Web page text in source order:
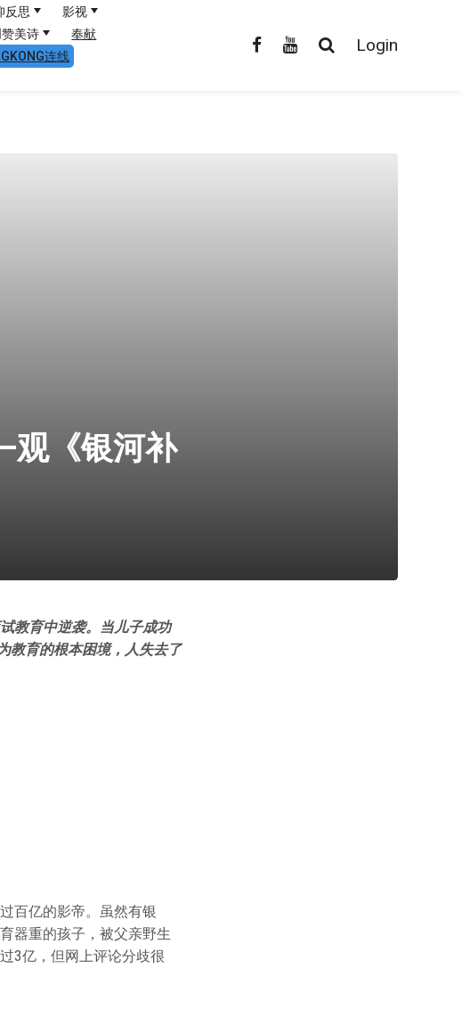
反思
影视
赞美诗
奉献
连线
Login
观《银河补
教育中逆袭。当儿子成功
教育的根本困境，人失去了
百亿的影帝。虽然有银
器重的孩子，被父亲野生
3亿，但网上评论分歧很